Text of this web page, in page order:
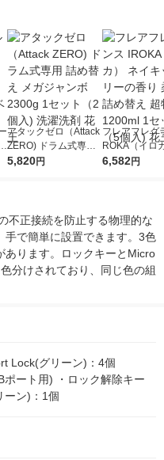
アタックゼロ（Attack
ZERO) ドラム式専用
詰め替え メガジャン
5,820円
フレアフレグ
ROKA（イロ
イキッドリリ
6,582円
不正接続を防止する物理的な
手で簡単に設置できます。3色
あります。ロックキーとMicro
分けされており、同じ色の組
Lock(グリーン)：4個
ポート用) ・ロック解除キー
ーン)：1個